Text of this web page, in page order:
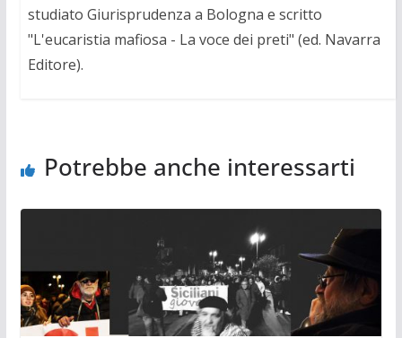
studiato Giurisprudenza a Bologna e scritto
"L'eucaristia mafiosa - La voce dei preti" (ed. Navarra
Editore).
Potrebbe anche interessarti